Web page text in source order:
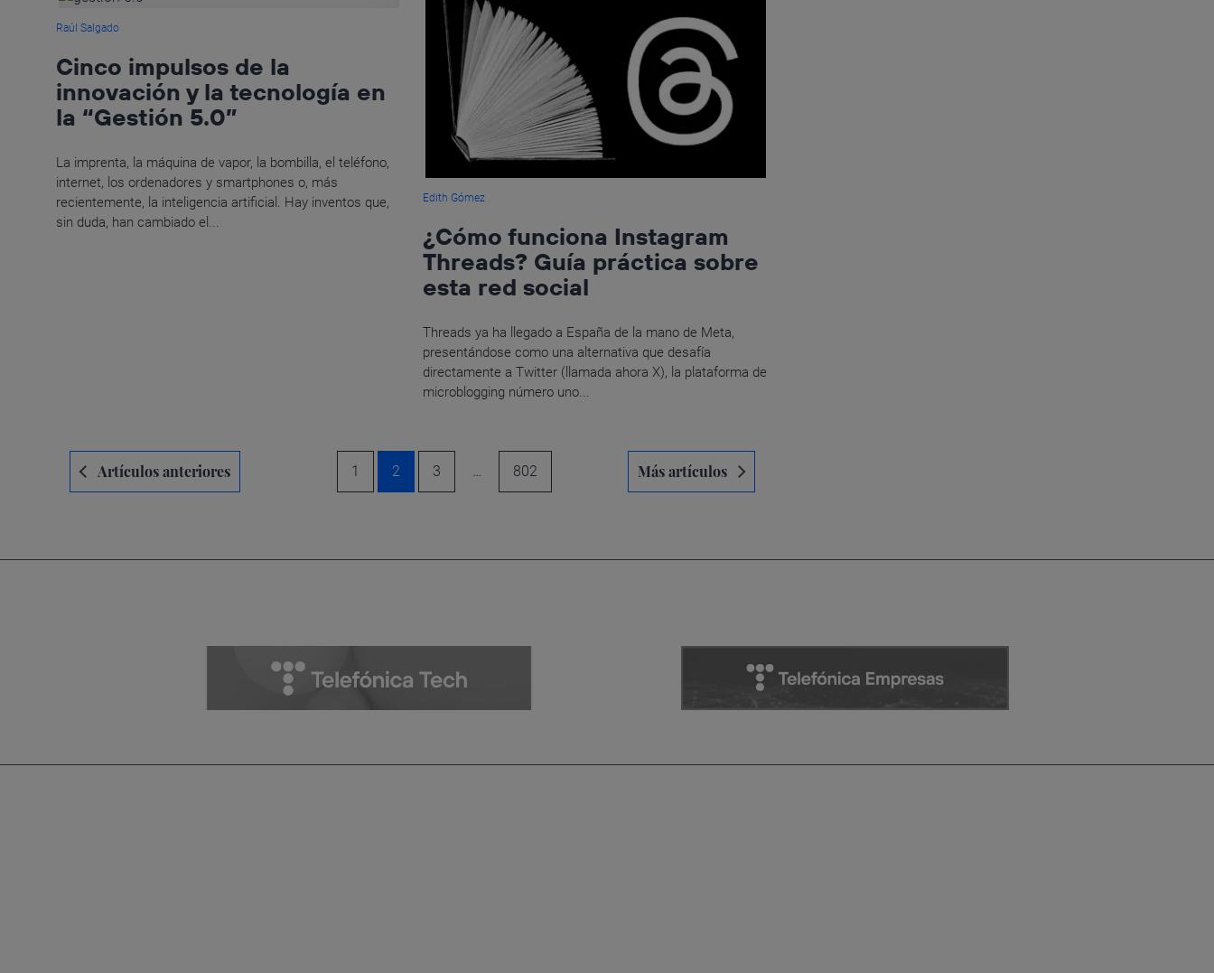
Raúl Salgado
Cinco impulsos de la
innovación y la tecnología en
la “Gestión 5.0”
La imprenta, la máquina de vapor, la bombilla, el teléfono,
internet, los ordenadores y smartphones o, más
recientemente, la inteligencia artificial. Hay inventos que,
sin duda, han cambiado el...
Edith Gómez
¿Cómo funciona Instagram
Threads? Guía práctica sobre
esta red social
Threads ya ha llegado a España de la mano de Meta,
presentándose como una alternativa que desafía
directamente a Twitter (llamada ahora X), la plataforma de
microblogging número uno...
Navegación
de Artículos anteriores 1 2 3 … 802 Más artículos